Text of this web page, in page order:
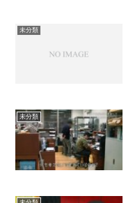
未分類
未分類